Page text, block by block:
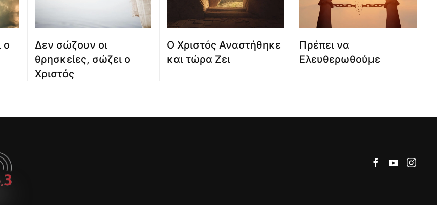
ο
Δεν σώζουν οι
θρησκείες, σώζει ο
Χριστός
Ο Χριστός Αναστήθηκε
και τώρα Ζει
Πρέπει να
Ελευθερωθούμε